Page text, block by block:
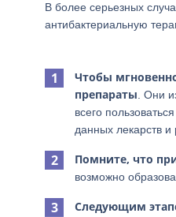
В более серьезных
антибактериальную
Чтобы
препараты . Они
всего
данных лекарств
Помните, что
возможно
Следующим